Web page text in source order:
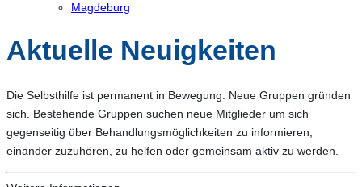
Magdeburg
Aktuelle Neuigkeiten
Die Selbsthilfe ist permanent in Bewegung. Neue Gruppen gründen
sich. Bestehende Gruppen suchen neue Mitglieder um sich
gegenseitig über Behandlungsmöglichkeiten zu informieren,
einander zuzuhören, zu helfen oder gemeinsam aktiv zu werden.